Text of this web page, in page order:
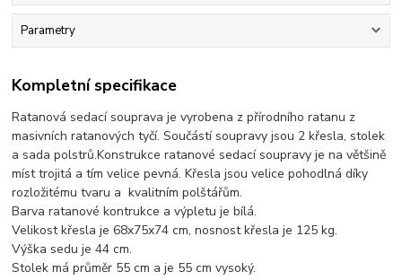
Parametry
Kompletní specifikace
Ratanová sedací souprava je vyrobena z přírodního ratanu z
masivních ratanových tyčí. Součástí soupravy jsou 2 křesla, stolek
a sada polstrů.Konstrukce ratanové sedací soupravy je na většině
míst trojitá a tím velice pevná. Křesla jsou velice pohodlná díky
rozložitému tvaru a kvalitním polštářům.
Barva ratanové kontrukce a výpletu je bílá.
Velikost křesla je 68x75x74 cm, nosnost křesla je 125 kg.
Výška sedu je 44 cm.
Stolek má průměr 55 cm a je 55 cm vysoký.